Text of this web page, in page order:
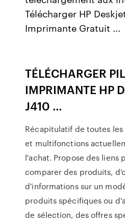
Télécharger HP
Imprimante Gratuit ...
TÉLÉCHARGER
IMPRIMANTE HP
J410 …
Récapitulatif de toutes
et multifonctions
l'achat. Propose des liens
comparer des produits,
d'informations sur un
produits spécifiques ou
de sélection, des offres